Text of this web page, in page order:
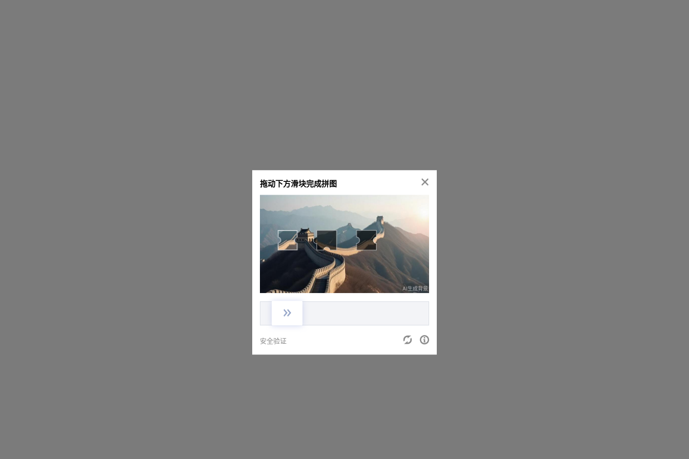
正在进行安全验证，请稍候...
拖动下方滑块完成拼图
AI生成背景
安全验证